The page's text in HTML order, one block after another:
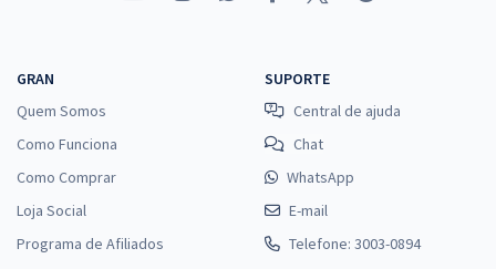
GRAN
Quem Somos
Como Funciona
Como Comprar
Loja Social
Programa de Afiliados
SUPORTE
Central de ajuda
Chat
WhatsApp
E-mail
Telefone: 3003-0894